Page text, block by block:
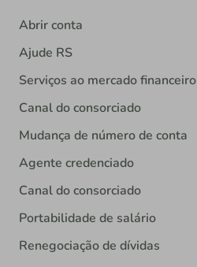
Abrir conta
Ajude RS
Serviços ao mercado financeiro
Canal do consorciado
Mudança de número de conta
Agente credenciado
Canal do consorciado
Portabilidade de salário
Renegociação de dívidas